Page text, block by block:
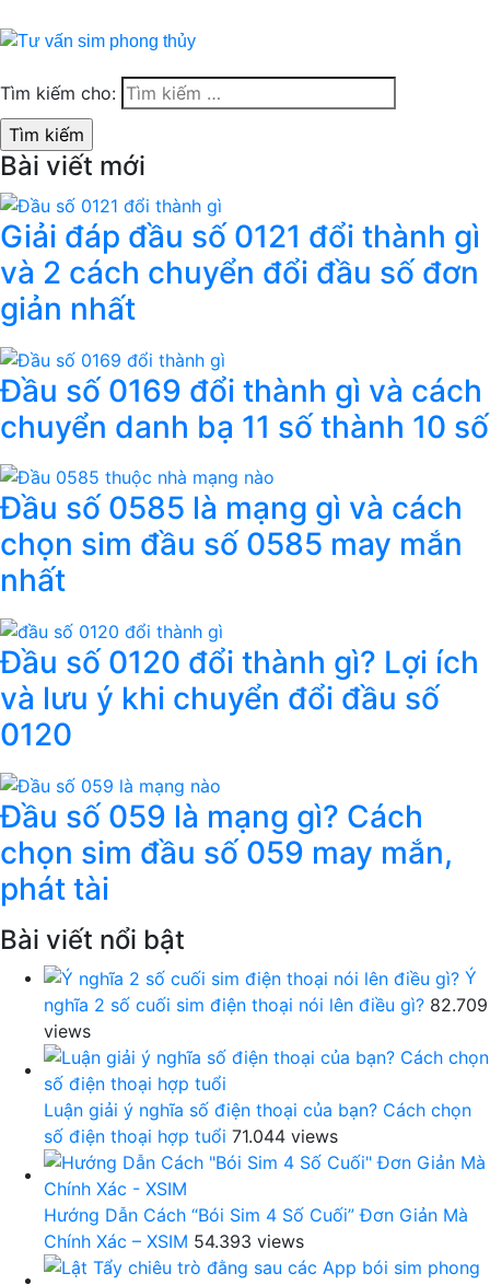
Tìm kiếm cho:
Bài viết mới
Giải đáp đầu số 0121 đổi thành gì
và 2 cách chuyển đổi đầu số đơn
giản nhất
Đầu số 0169 đổi thành gì và cách
chuyển danh bạ 11 số thành 10 số
Đầu số 0585 là mạng gì và cách
chọn sim đầu số 0585 may mắn
nhất
Đầu số 0120 đổi thành gì? Lợi ích
và lưu ý khi chuyển đổi đầu số
0120
Đầu số 059 là mạng gì? Cách
chọn sim đầu số 059 may mắn,
phát tài
Bài viết nổi bật
Ý
nghĩa 2 số cuối sim điện thoại nói lên điều gì? 82.709
views
Luận giải ý nghĩa số điện thoại của bạn? Cách chọn
số điện thoại hợp tuổi 71.044 views
Hướng Dẫn Cách “Bói Sim 4 Số Cuối” Đơn Giản Mà
Chính Xác – XSIM 54.393 views